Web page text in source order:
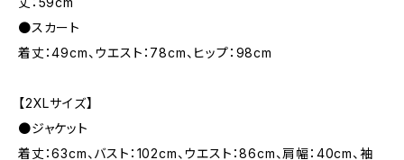
●スカート
着丈：49cm、ウエスト：78cm、ヒップ：98cm
【2XLサイズ】
●ジャケット
着丈：63cm、バスト：102cm、ウエスト：86cm、肩幅：40cm、袖